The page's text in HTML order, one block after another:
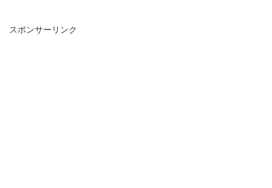
スポンサーリンク